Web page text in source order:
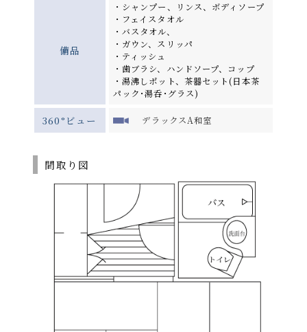
備品
・シャンプー、リンス、ボディソープ
・フェイスタオル
・バスタオル、
・ガウン、スリッパ
・ティッシュ
・歯ブラシ、ハンドソープ、コップ
・湯沸しポット、茶器セット(日本茶
パック･湯呑･グラス)
360°ビュー デラックスA和室
間取り図